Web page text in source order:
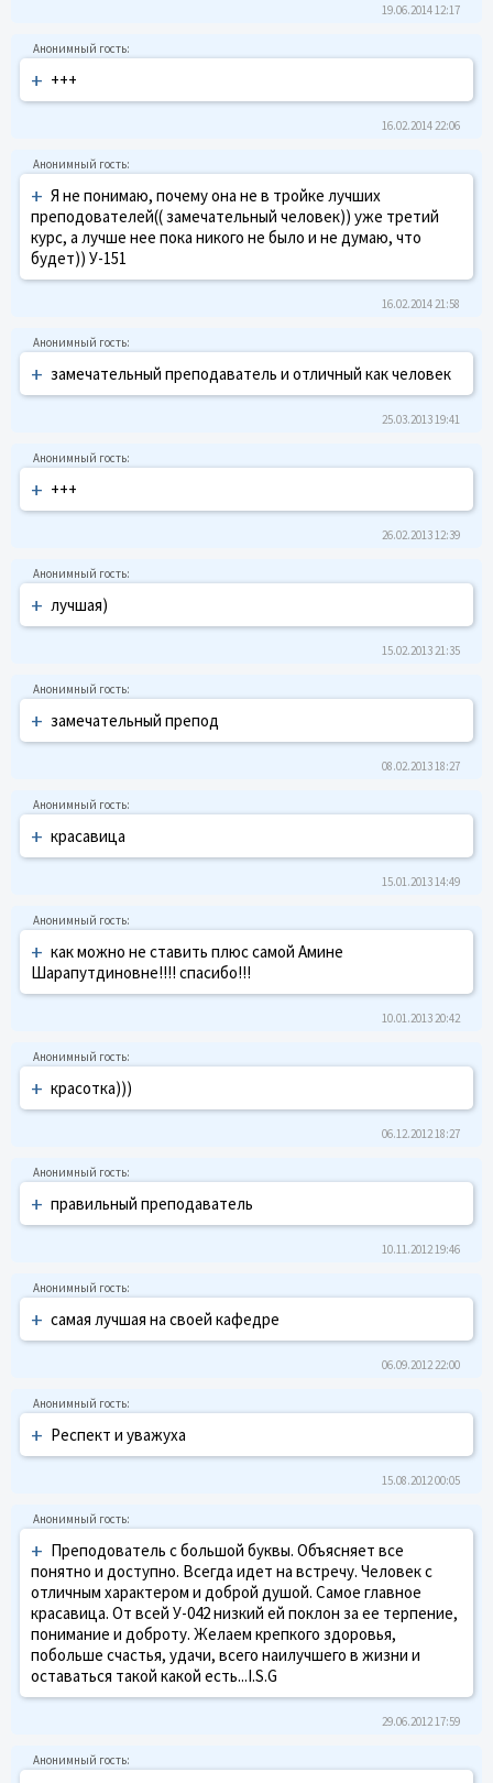
19.06.2014 12:17
+ +++
16.02.2014 22:06
+ Я не понимаю, почему она не в тройке лучших
преподователей(( замечательный человек)) уже третий
курс, а лучше нее пока никого не было и не думаю, что
будет)) У-151
16.02.2014 21:58
+ замечательный преподаватель и отличный как человек
25.03.2013 19:41
+ +++
26.02.2013 12:39
+ лучшая)
15.02.2013 21:35
+ замечательный препод
08.02.2013 18:27
+ красавица
15.01.2013 14:49
+ как можно не ставить плюс самой Амине
Шарапутдиновне!!!! спасибо!!!
10.01.2013 20:42
+ красотка)))
06.12.2012 18:27
+ правильный преподаватель
10.11.2012 19:46
+ самая лучшая на своей кафедре
06.09.2012 22:00
+ Респект и уважуха
15.08.2012 00:05
+ Преподователь с большой буквы. Объясняет все
понятно и доступно. Всегда идет на встречу. Человек с
отличным характером и доброй душой. Самое главное
красавица. От всей У-042 низкий ей поклон за ее терпение,
понимание и доброту. Желаем крепкого здоровья,
побольше счастья, удачи, всего наилучшего в жизни и
оставаться такой какой есть...I.S.G
29.06.2012 17:59